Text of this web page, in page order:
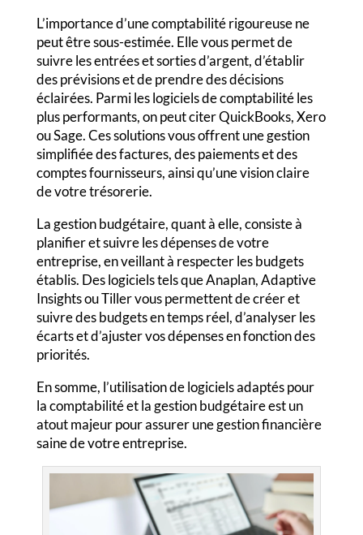
L’importance d’une comptabilité rigoureuse ne
peut être sous-estimée. Elle vous permet de
suivre les entrées et sorties d’argent, d’établir
des prévisions et de prendre des décisions
éclairées. Parmi les logiciels de comptabilité les
plus performants, on peut citer QuickBooks, Xero
ou Sage. Ces solutions vous offrent une gestion
simplifiée des factures, des paiements et des
comptes fournisseurs, ainsi qu’une vision claire
de votre trésorerie.
La gestion budgétaire, quant à elle, consiste à
planifier et suivre les dépenses de votre
entreprise, en veillant à respecter les budgets
établis. Des logiciels tels que Anaplan, Adaptive
Insights ou Tiller vous permettent de créer et
suivre des budgets en temps réel, d’analyser les
écarts et d’ajuster vos dépenses en fonction des
priorités.
En somme, l’utilisation de logiciels adaptés pour
la comptabilité et la gestion budgétaire est un
atout majeur pour assurer une gestion financière
saine de votre entreprise.